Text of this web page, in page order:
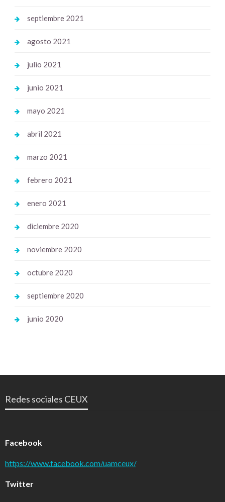
septiembre 2021
agosto 2021
julio 2021
junio 2021
mayo 2021
abril 2021
marzo 2021
febrero 2021
enero 2021
diciembre 2020
noviembre 2020
octubre 2020
septiembre 2020
junio 2020
Redes sociales CEUX
Facebook
https://www.facebook.com/uamceux/
Twitter